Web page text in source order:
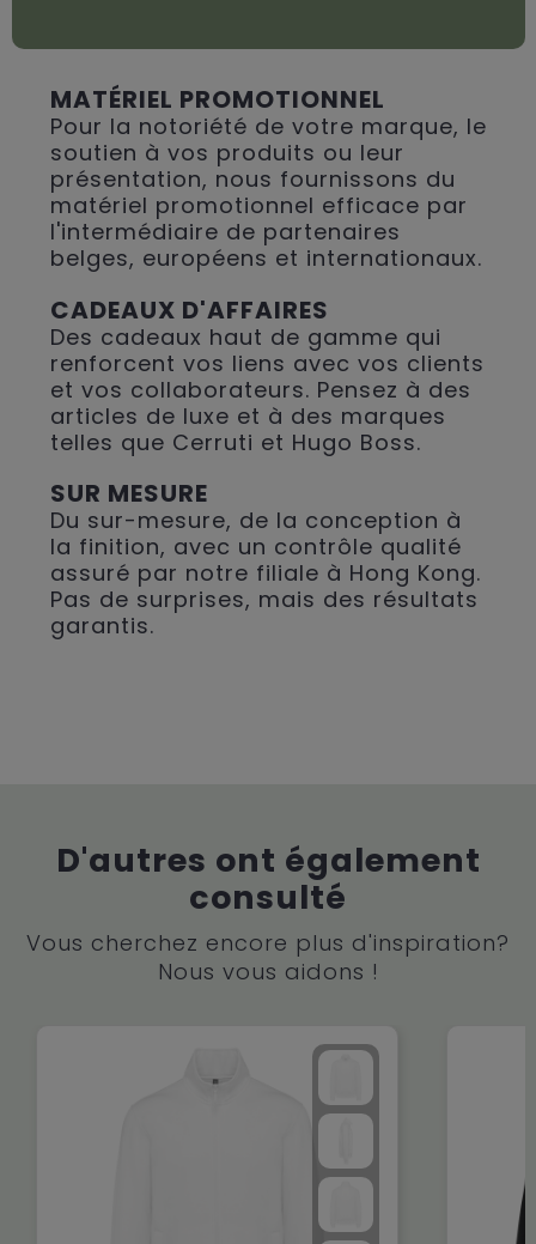
MATÉRIEL PROMOTIONNEL
Pour la notoriété de votre marque, le
soutien à vos produits ou leur
présentation, nous fournissons du
matériel promotionnel efficace par
l'intermédiaire de partenaires
belges, européens et internationaux.
CADEAUX D'AFFAIRES
Des cadeaux haut de gamme qui
renforcent vos liens avec vos clients
et vos collaborateurs. Pensez à des
articles de luxe et à des marques
telles que Cerruti et Hugo Boss.
SUR MESURE
Du sur-mesure, de la conception à
la finition, avec un contrôle qualité
assuré par notre filiale à Hong Kong.
Pas de surprises, mais des résultats
garantis.
D'autres ont également
consulté
Vous cherchez encore plus d'inspiration?
Nous vous aidons !